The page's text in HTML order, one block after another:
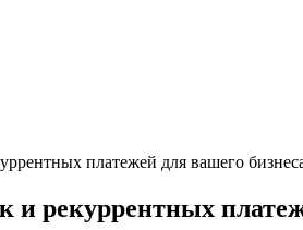
платежей для вашего
и рекуррентных